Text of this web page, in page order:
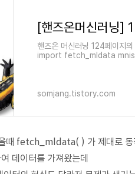
핸즈온 머신러닝 124페이
import fetch_mldata
somjang.tistory.com
때 fetch_mldata( ) 가 제대로 동
데이터를 가져왔는데